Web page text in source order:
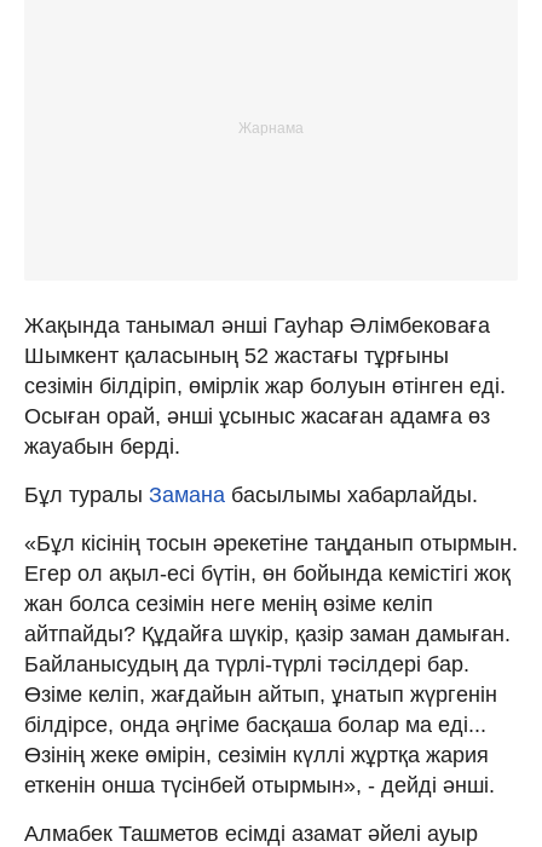
Жақында танымал әнші Гауһар Әлімбековаға
Шымкент қаласының 52 жастағы тұрғыны
сезімін білдіріп, өмірлік жар болуын өтінген еді.
Осыған орай, әнші ұсыныс жасаған адамға өз
жауабын берді.
Бұл туралы Замана басылымы хабарлайды.
«Бұл кісінің тосын әрекетіне таңданып отырмын.
Егер ол ақыл-есі бүтін, өн бойында кемістігі жоқ
жан болса сезімін неге менің өзіме келіп
айтпайды? Құдайға шүкір, қазір заман дамыған.
Байланысудың да түрлі-түрлі тәсілдері бар.
Өзіме келіп, жағдайын айтып, ұнатып жүргенін
білдірсе, онда әңгіме басқаша болар ма еді...
Өзінің жеке өмірін, сезімін күллі жұртқа жария
еткенін онша түсінбей отырмын», - дейді әнші.
Алмабек Ташметов есімді азамат әйелі ауыр